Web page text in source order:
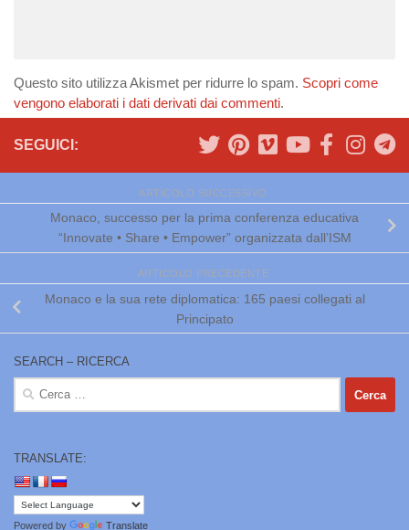
Questo sito utilizza Akismet per ridurre lo spam. Scopri come
vengono elaborati i dati derivati dai commenti.
SEGUICI:
ARTICOLO SUCCESSIVO
Monaco, successo per la prima conferenza educativa
“Innovate • Share • Empower” organizzata dall’ISM
ARTICOLO PRECEDENTE
Monaco e la sua rete diplomatica: 165 paesi collegati al
Principato
SEARCH – RICERCA
Ricerca
TRANSLATE:
Powered by Translate